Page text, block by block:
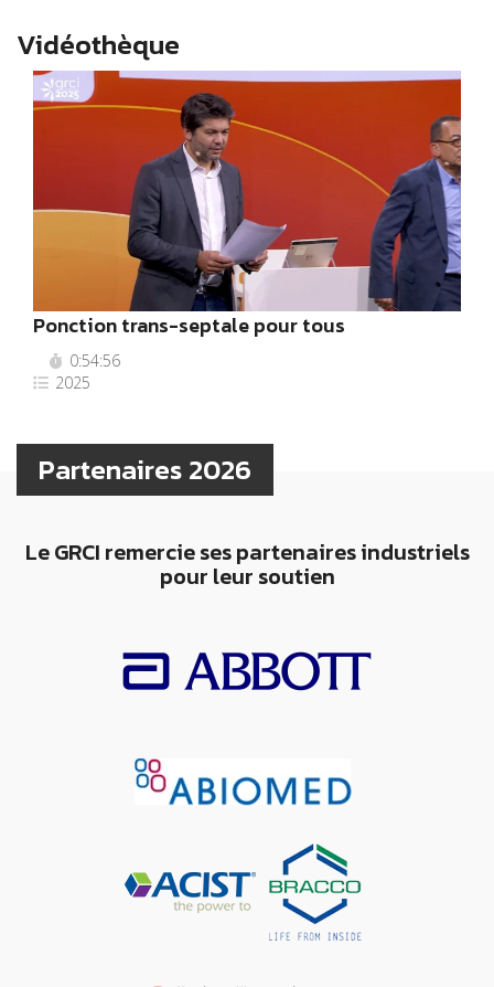
Vidéothèque
Ponction trans-septale pour tous
0:54:56
2025
Partenaires 2026
Le GRCI remercie ses partenaires industriels
pour leur soutien